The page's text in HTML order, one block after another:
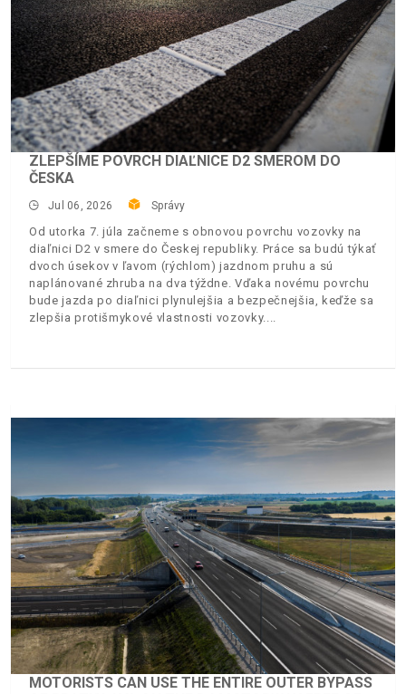
ZLEPŠÍME POVRCH DIAĽNICE D2 SMEROM DO
ČESKA
Jul 06, 2026 Správy
Od utorka 7. júla začneme s obnovou povrchu vozovky na
diaľnici D2 v smere do Českej republiky. Práce sa budú týkať
dvoch úsekov v ľavom (rýchlom) jazdnom pruhu a sú
naplánované zhruba na dva týždne. Vďaka novému povrchu
bude jazda po diaľnici plynulejšia a bezpečnejšia, keďže sa
zlepšia protišmykové vlastnosti vozovky.
MOTORISTS CAN USE THE ENTIRE OUTER BYPASS